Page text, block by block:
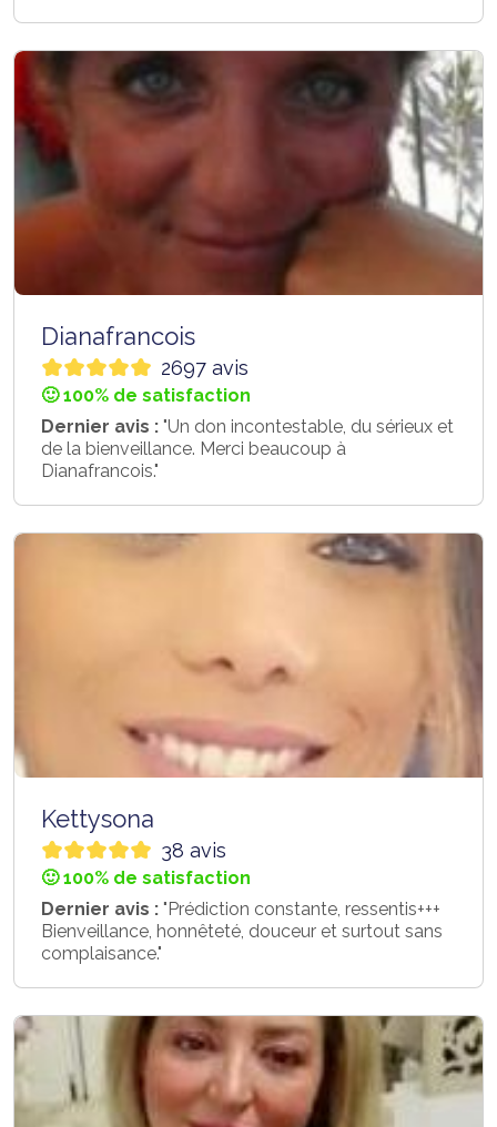
Dianafrancois
2697 avis
🙂 100% de satisfaction
Dernier avis : "Un don incontestable, du sérieux et
de la bienveillance. Merci beaucoup à
Dianafrancois."
Kettysona
38 avis
🙂 100% de satisfaction
Dernier avis : "Prédiction constante, ressentis+++
Bienveillance, honnêteté, douceur et surtout sans
complaisance."